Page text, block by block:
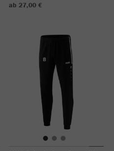
ab 27,00 €